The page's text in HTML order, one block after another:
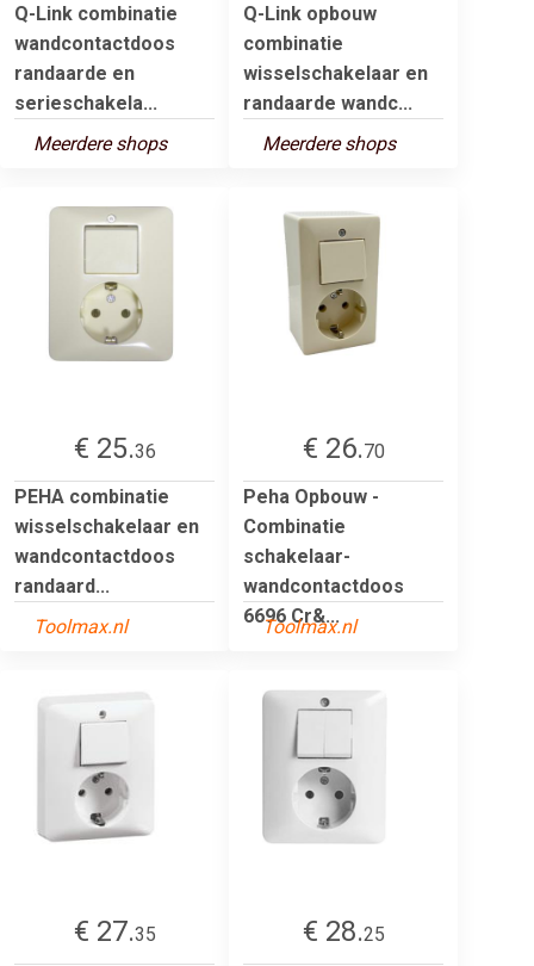
Q-Link combinatie
wandcontactdoos
randaarde en
serieschakela...
Meerdere shops
Q-Link opbouw
combinatie
wisselschakelaar en
randaarde wandc...
Meerdere shops
€ 25.36
PEHA combinatie
wisselschakelaar en
wandcontactdoos
randaard...
Toolmax.nl
€ 26.70
Peha Opbouw -
Combinatie
schakelaar-
wandcontactdoos
6696 Cr&...
Toolmax.nl
€ 27.35
€ 28.25